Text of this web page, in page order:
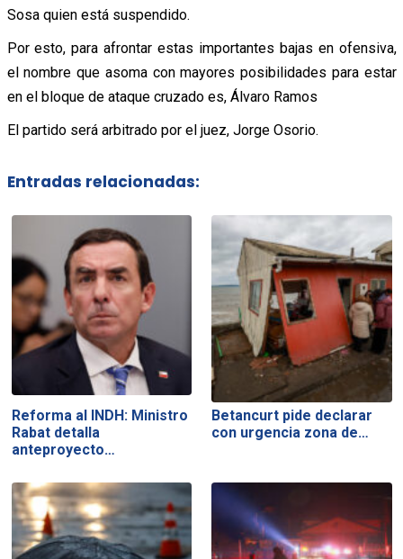
Sosa quien está suspendido.
Por esto, para afrontar estas importantes bajas en ofensiva,
el nombre que asoma con mayores posibilidades para estar
en el bloque de ataque cruzado es, Álvaro Ramos
El partido será arbitrado por el juez, Jorge Osorio.
Entradas relacionadas:
Reforma al INDH: Ministro
Rabat detalla
anteproyecto…
Betancurt pide declarar
con urgencia zona de…